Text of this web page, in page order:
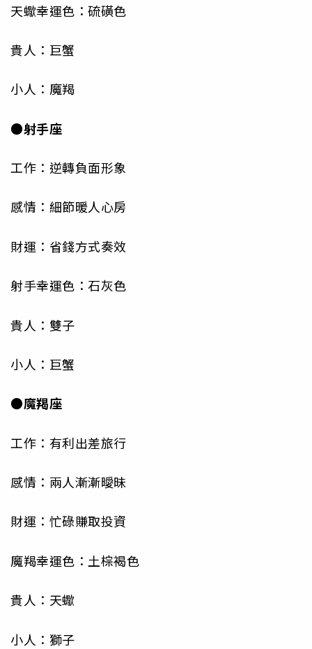
天蠍幸運色：硫磺色
貴人：巨蟹
小人：魔羯
●射手座
工作：逆轉負面形象
感情：細節暖人心房
財運：省錢方式奏效
射手幸運色：石灰色
貴人：雙子
小人：巨蟹
●魔羯座
工作：有利出差旅行
感情：兩人漸漸曖昧
財運：忙碌賺取投資
魔羯幸運色：土棕褐色
貴人：天蠍
小人：獅子